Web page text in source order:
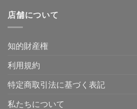
店舗について
知的財産権
利用規約
特定商取引法に基づく表記
私たちについて